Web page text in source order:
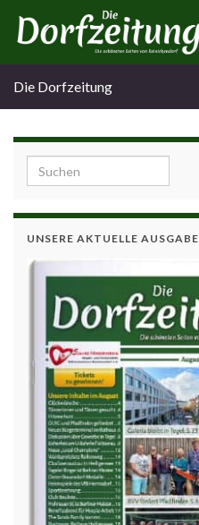
Die Dorfzeitung
Search for:
UNSERE AKTUELLE AUSGABE